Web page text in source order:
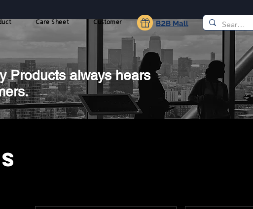
Care Sheet Customer B2B Mall
Products always hears